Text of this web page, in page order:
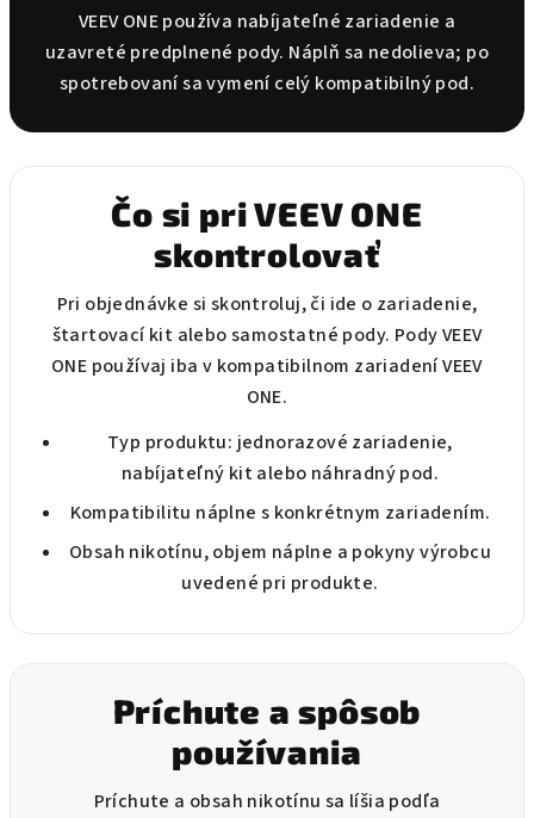
i
e
p
v
v
p
i
u
VEEV ONE používa nabíjateľné zariadenie a
uzavreté predplnené pody. Náplň sa nedolieva; po
spotrebovaní sa vymení celý kompatibilný pod.
Čo si pri VEEV ONE
skontrolovať
Pri objednávke si skontroluj, či ide o zariadenie,
štartovací kit alebo samostatné pody. Pody VEEV
ONE používaj iba v kompatibilnom zariadení VEEV
ONE.
Typ produktu: jednorazové zariadenie,
nabíjateľný kit alebo náhradný pod.
Kompatibilitu náplne s konkrétnym zariadením.
Obsah nikotínu, objem náplne a pokyny výrobcu
uvedené pri produkte.
Príchute a spôsob
používania
Príchute a obsah nikotínu sa líšia podľa